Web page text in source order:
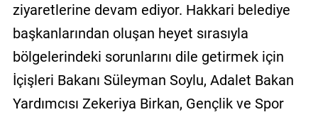
ziyaretlerine devam ediyor. Hakkari belediye
başkanlarından oluşan heyet sırasıyla
bölgelerindeki sorunlarını dile getirmek için
İçişleri Bakanı Süleyman Soylu, Adalet Bakan
Yardımcısı Zekeriya Birkan, Gençlik ve Spor